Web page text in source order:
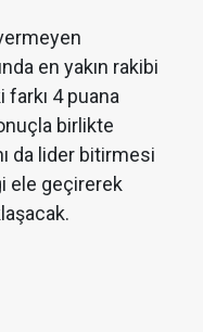
en yakın rakibi
farkı 4 puana
birlikte
da lider bitirmesi
ele geçirerek